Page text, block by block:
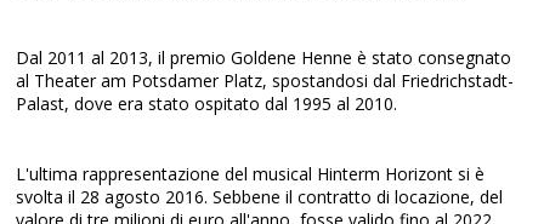
Dal 2011 al 2013, il premio Goldene Henne è stato consegnato
al Theater am Potsdamer Platz, spostandosi dal Friedrichstadt-
Palast, dove era stato ospitato dal 1995 al 2010.
L'ultima rappresentazione del musical Hinterm Horizont si è
svolta il 28 agosto 2016. Sebbene il contratto di locazione, del